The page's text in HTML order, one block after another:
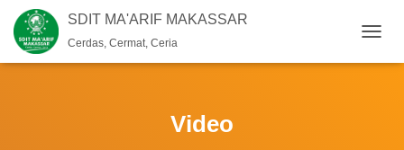
SDIT MA'ARIF MAKASSAR
Cerdas, Cermat, Ceria
O
Video